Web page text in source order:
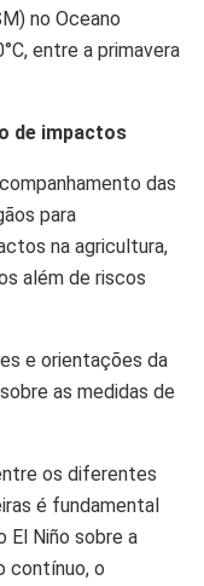
no Oceano
entre a primavera
de impactos
das
para
na agricultura,
além de riscos
e orientações da
as medidas de
os diferentes
é fundamental
El Niño sobre a
contínuo, o